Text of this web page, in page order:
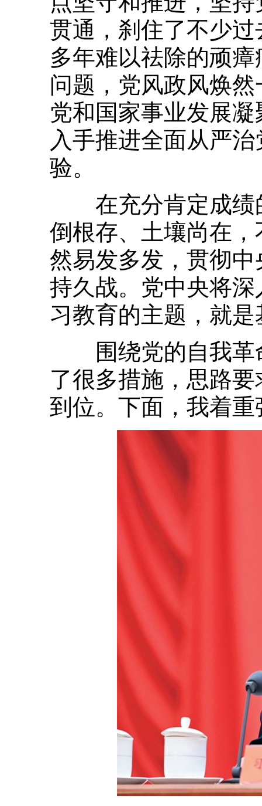
贯通，刹住了不少
多年难以祛除的顽
问题，党风政风焕
党和国家事业发展
入手推进全面从严
验。
在充分肯定成绩
倒根存、土壤尚在
然易发多发，贯彻
持久战。党中央将
习教育的主题，就
围绕党的自我革
了很多措施，思路
到位。下面，我着